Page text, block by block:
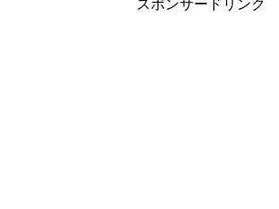
スポンサードリンク